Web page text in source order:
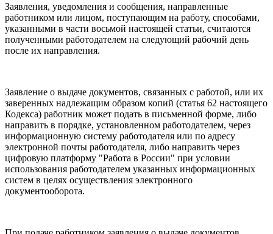
Заявления, уведомления и сообщения, направленные
работником или лицом, поступающим на работу, способами,
указанными в части восьмой настоящей статьи, считаются
полученными работодателем на следующий рабочий день
после их направления.
Заявление о выдаче документов, связанных с работой, или их
заверенных надлежащим образом копий (статья 62 настоящего
Кодекса) работник может подать в письменной форме, либо
направить в порядке, установленном работодателем, через
информационную систему работодателя или по адресу
электронной почты работодателя, либо направить через
цифровую платформу "Работа в России" при условии
использования работодателем указанных информационных
систем в целях осуществления электронного
документооборота.